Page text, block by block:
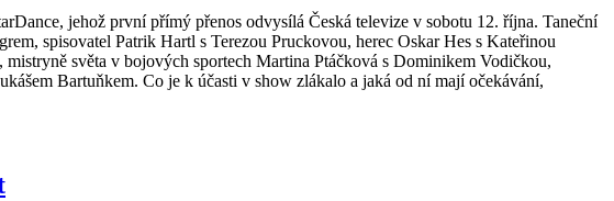
jehož první přímý přenos odvysílá Česká televize v sobotu 12. října. Taneční
spisovatel Patrik Hartl s Terezou Pruckovou, herec Oskar Hes s Kateřinou
světa v bojových sportech Martina Ptáčková s Dominikem Vodičkou,
Bartuňkem. Co je k účasti v show zlákalo a jaká od ní mají očekávání,